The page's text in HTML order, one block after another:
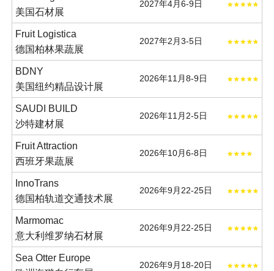
美国石材展
2027年4月6-9日
Fruit Logistica
德国柏林果蔬展
2027年2月3-5日
BDNY
美国纽约精品设计展
2026年11月8-9日
SAUDI BUILD
沙特建材展
2026年11月2-5日
Fruit Attraction
西班牙果蔬展
2026年10月6-8日
InnoTrans
德国柏轨道交通技术展
2026年9月22-25日
Marmomac
意大利维罗纳石材展
2026年9月22-25日
Sea Otter Europe
2026年9月18-20日